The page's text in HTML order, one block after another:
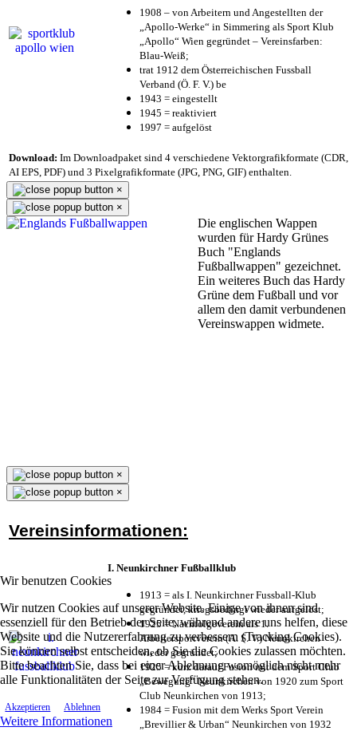
Wir benutzen Cookies
Wir nutzen Cookies auf unserer Website. Einige von ihnen sind
essenziell für den Betrieb der Seite, während andere uns helfen, diese
Website und die Nutzererfahrung zu verbessern (Tracking Cookies).
Sie können selbst entscheiden, ob Sie die Cookies zulassen möchten.
Bitte beachten Sie, dass bei einer Ablehnung womöglich nicht mehr
alle Funktionalitäten der Seite zur Verfügung stehen.
Akzeptieren Ablehnen
Weitere Informationen
1908 – von Arbeitern und Angestellten der
„Apollo-Werke“ in Simmering als Sport Klub
„Apollo“ Wien gegründet – Vereinsfarben:
Blau-Weiß;
trat 1912 dem Österreichischen Fussball
Verband (Ö. F. V.) be
1943 = eingestellt
1945 = reaktiviert
1997 = aufgelöst
Download: Im Downloadpaket sind 4 verschiedene Vektorgrafikformate (CDR,
AI EPS, PDF) und 3 Pixelgrafikformate (JPG, PNG, GIF) enthalten.
×
×
Die englischen Wappen
wurden für Hardy Grünes
Buch "Englands
Fußballwappen" gezeichnet.
Ein weiteres Buch das Hardy
Grüne dem Fußball und vor
allem den damit verbundenen
Vereinswappen widmete.
×
×
Vereinsinformationen:
I. Neunkirchner Fußballklub
1913 = als I. Neunkirchner Fussball-Klub
gegründet, kriegsbedingt wieder aufgelöst;
1925 = Nachfolgeverein als 1.
Arbeitersportverein (A. S. V.) Neunkirchen
wieder gegründet;
1925 = kurz darauf Fusion mit dem Sport Club
„Bewegung“ Neunkirchen von 1920 zum Sport
Club Neunkirchen von 1913;
1984 = Fusion mit dem Werks Sport Verein
„Brevillier & Urban“ Neunkirchen von 1932